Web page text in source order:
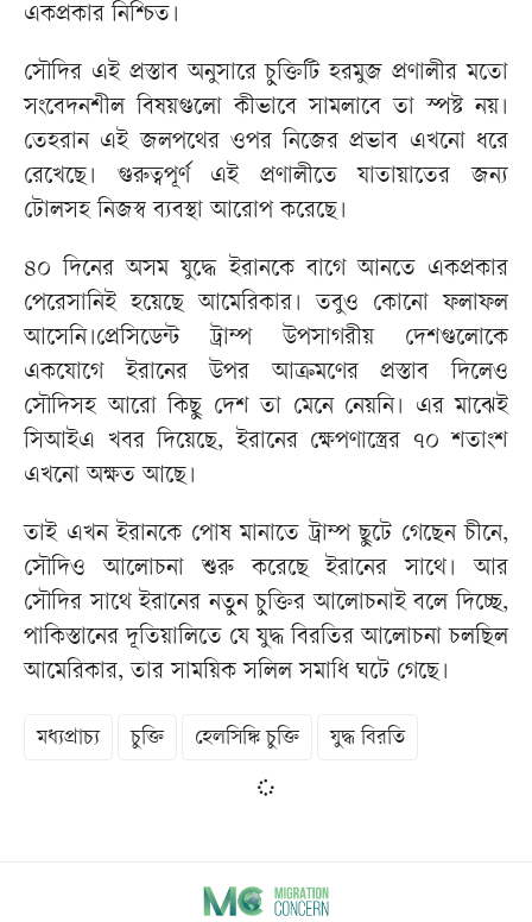
একপ্রকার নিশ্চিত।
সৌদির এই প্রস্তাব অনুসারে চুক্তিটি হরমুজ প্রণালীর মতো
সংবেদনশীল বিষয়গুলো কীভাবে সামলাবে তা স্পষ্ট নয়।
তেহরান এই জলপথের ওপর নিজের প্রভাব এখনো ধরে
রেখেছে। গুরুত্বপূর্ণ এই প্রণালীতে যাতায়াতের জন্য
টোলসহ নিজস্ব ব্যবস্থা আরোপ করেছে।
৪০ দিনের অসম যুদ্ধে ইরানকে বাগে আনতে একপ্রকার
পেরেসানিই হয়েছে আমেরিকার। তবুও কোনো ফলাফল
আসেনি।প্রেসিডেন্ট ট্রাম্প উপসাগরীয় দেশগুলোকে
একযোগে ইরানের উপর আক্রমণের প্রস্তাব দিলেও
সৌদিসহ আরো কিছু দেশ তা মেনে নেয়নি। এর মাঝেই
সিআইএ খবর দিয়েছে, ইরানের ক্ষেপণাস্ত্রের ৭০ শতাংশ
এখনো অক্ষত আছে।
তাই এখন ইরানকে পোষ মানাতে ট্রাম্প ছুটে গেছেন চীনে,
সৌদিও আলোচনা শুরু করেছে ইরানের সাথে। আর
সৌদির সাথে ইরানের নতুন চুক্তির আলোচনাই বলে দিচ্ছে,
পাকিস্তানের দূতিয়ালিতে যে যুদ্ধ বিরতির আলোচনা চলছিল
আমেরিকার, তার সাময়িক সলিল সমাধি ঘটে গেছে।
মধ্যপ্রাচ্য চুক্তি হেলসিঙ্কি চুক্তি যুদ্ধ বিরতি